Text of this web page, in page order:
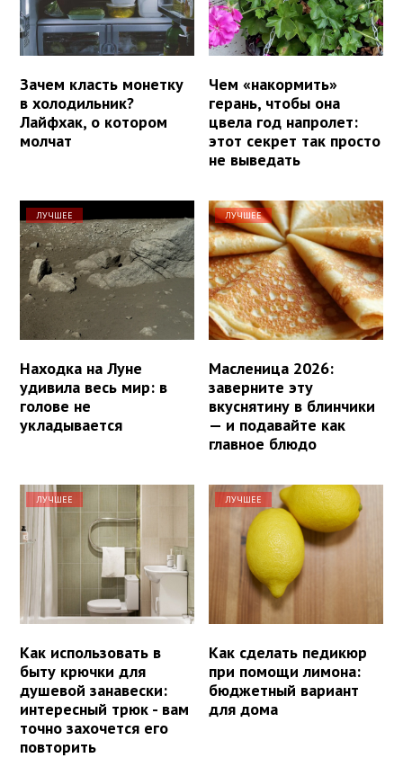
Зачем класть монетку
в холодильник?
Лайфхак, о котором
молчат
Чем «накормить»
герань, чтобы она
цвела год напролет:
этот секрет так просто
не выведать
ЛУЧШЕЕ
Находка на Луне
удивила весь мир: в
голове не
укладывается
ЛУЧШЕЕ
Масленица 2026:
заверните эту
вкуснятину в блинчики
— и подавайте как
главное блюдо
ЛУЧШЕЕ
Как использовать в
быту крючки для
душевой занавески:
интересный трюк - вам
точно захочется его
повторить
ЛУЧШЕЕ
Как сделать педикюр
при помощи лимона:
бюджетный вариант
для дома